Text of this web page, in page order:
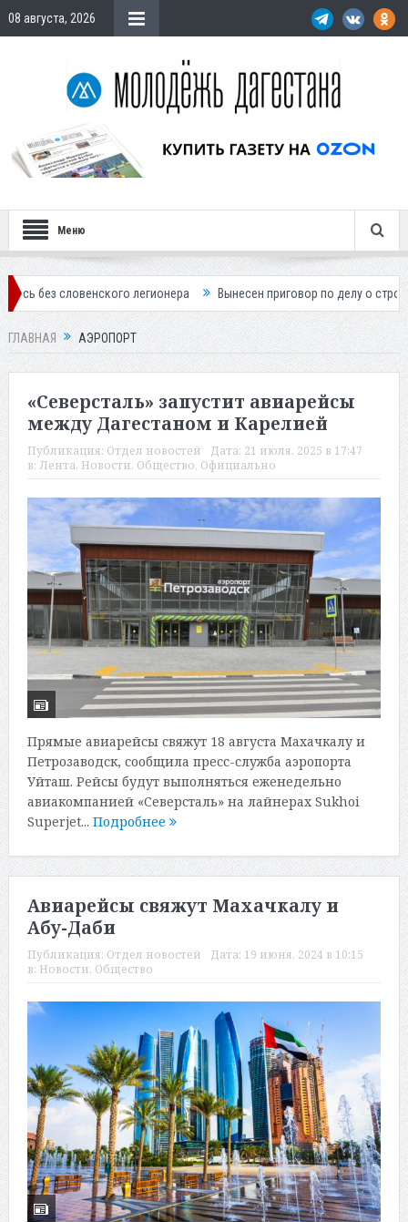
08 августа, 2026
Меню
легионера Вынесен приговор по делу о строительстве
ГЛАВНАЯ АЭРОПОРТ
«Северсталь» запустит авиарейсы
между Дагестаном и Карелией
Публикация: Отдел новостей Дата: 21 июля, 2025 в 17:47
в: Лента, Новости, Общество, Официально
Прямые авиарейсы свяжут 18 августа Махачкалу и
Петрозаводск, сообщила пресс-служба аэропорта
Уйташ. Рейсы будут выполняться еженедельно
авиакомпанией «Северсталь» на лайнерах Sukhoi
Superjet... Подробнее
Авиарейсы свяжут Махачкалу и
Абу-Даби
Публикация: Отдел новостей Дата: 19 июня, 2024 в 10:15
в: Новости, Общество